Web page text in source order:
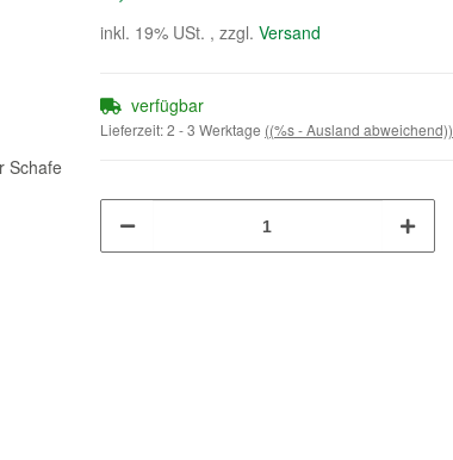
inkl. 19% USt. , zzgl. Versand
verfügbar
Lieferzeit:2 - 3 Werktage ((%s - Ausland abweichend))